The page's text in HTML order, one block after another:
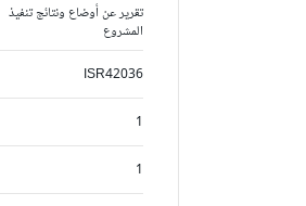
تقرير عن أوضاع ونتائج تنفيذ
المشروع
ISR42036
1
1